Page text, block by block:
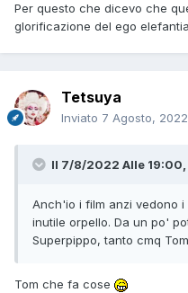
Per questo che dicevo che
glorificazione del ego
Tetsuya
Inviato 7 Agosto, 2022
Il 7/8/2022 Alle 19:00,
Anch'io i film anzi vedono
inutile orpello. Da un po'
Superpippo, tanto cmq
Tom che fa cose